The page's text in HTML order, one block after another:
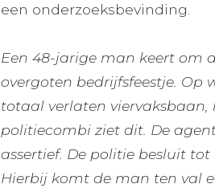
een onderzoeksbevinding.
Een 48-jarige man keert om
overgoten bedrijfsfeestje. Op
totaal verlaten
politiecombi ziet dit. De
assertief. De politie besluit
Hierbij komt de man ten val